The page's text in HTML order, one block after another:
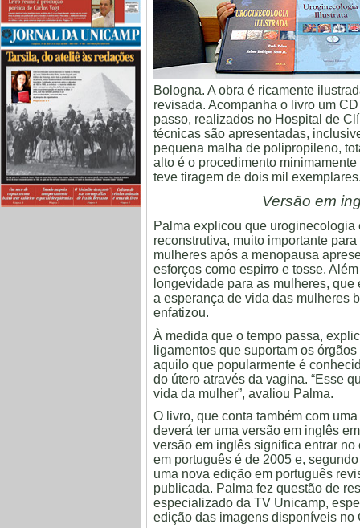
Bologna. A obra é ricamente
revisada. Acompanha o livro um
passo, realizados no Hospital de
técnicas são apresentadas,
pequena malha de polipropileno,
alto é o procedimento
teve tiragem de dois mil
Versão em
Palma explicou que
reconstrutiva, muito importante
mulheres após a menopausa
esforços como espirro e tosse.
longevidade para as mulheres,
a esperança de vida das mulheres
enfatizou.
À medida que o tempo passa,
ligamentos que suportam os
aquilo que popularmente é
do útero através da vagina. “Esse
vida da mulher”, avaliou Palma.
O livro, que conta também com
deverá ter uma versão em inglês
versão em inglês significa entrar
em português é de 2005 e,
uma nova edição em português
publicada. Palma fez questão de
especializado da TV Unicamp,
edição das imagens disponíveis no